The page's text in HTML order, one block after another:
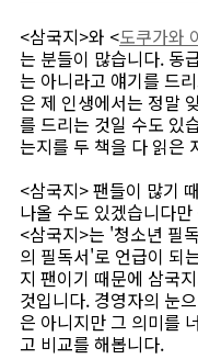
<삼국지>와 <도쿠가와
는 분들이 많습니다. 동
는 아니라고 얘기를 드
은 제 인생에서는 정말
를 드리는 것일 수도 있
는지를 두 책을 다 읽은
<삼국지> 팬들이 많기
나올 수도 있겠습니다
<삼국지>는 '청소년 필
의 필독서'로 언급이 되
지 팬이기 때문에 삼국
것입니다. 경영자의 눈
은 아니지만 그 의미를
고 비교를 해봅니다.